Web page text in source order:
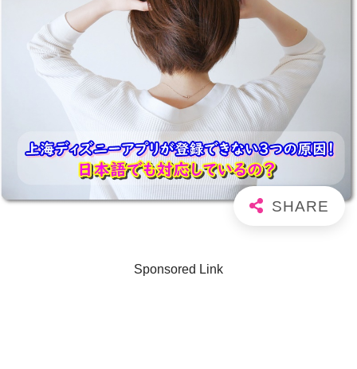
Sponsored Link